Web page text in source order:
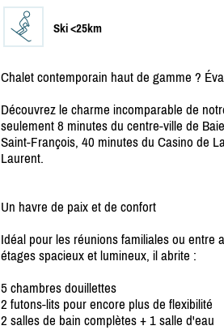
Ski <25km
Chalet contemporain haut de gamme ?
Découvrez le charme incomparable de
seulement 8 minutes du centre-ville de
Saint-François, 40 minutes du Casino de
Laurent.
Un havre de paix et de confort
Idéal pour les réunions familiales ou entre
étages spacieux et lumineux, il abrite :
5 chambres douillettes
2 futons-lits pour encore plus de flexibilité
2 salles de bain complètes + 1 salle d'eau